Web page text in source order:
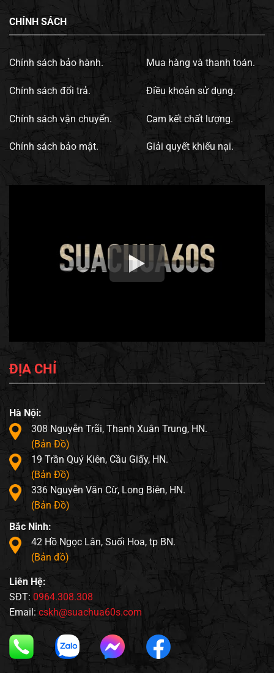
CHÍNH SÁCH
Chính sách bảo hành.
Chính sách đổi trả.
Chính sách vận chuyển.
Chính sách bảo mật.
Mua hàng và thanh toán.
Điều khoản sử dụng.
Cam kết chất lượng.
Giải quyết khiếu nại.
ĐỊA CHỈ
Hà Nội:
308 Nguyễn Trãi, Thanh Xuân Trung, HN.
(Bản Đồ)
19 Trần Quý Kiên, Cầu Giấy, HN.
(Bản Đồ)
336 Nguyễn Văn Cừ, Long Biên, HN.
(Bản Đồ)
Bắc Ninh:
42 Hồ Ngọc Lân, Suối Hoa, tp BN.
(Bản đồ)
Liên Hệ:
SĐT: 0964.308.308
Email: cskh@suachua60s.com